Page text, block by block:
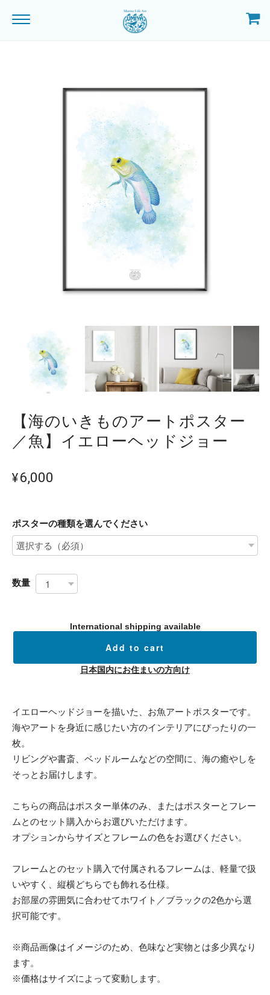
【海のいきものアートポスター
／魚】イエローヘッドジョー
¥6,000
ポスターの種類を選んでください
数量
International shipping available
Add to cart
日本国内にお住まいの方向け
イエローヘッドジョーを描いた、お魚アートポスターです。
海やアートを身近に感じたい方のインテリアにぴったりの一
枚。
リビングや書斎、ベッドルームなどの空間に、海の癒やしを
そっとお届けします。
こちらの商品はポスター単体のみ、またはポスターとフレー
ムとのセット購入からお選びいただけます。
オプションからサイズとフレームの色をお選びください。
フレームとのセット購入で付属されるフレームは、軽量で扱
いやすく、縦横どちらでも飾れる仕様。
お部屋の雰囲気に合わせてホワイト／ブラックの2色から選
択可能です。
※商品画像はイメージのため、色味など実物とは多少異なり
ます。
※価格はサイズによって変動します。